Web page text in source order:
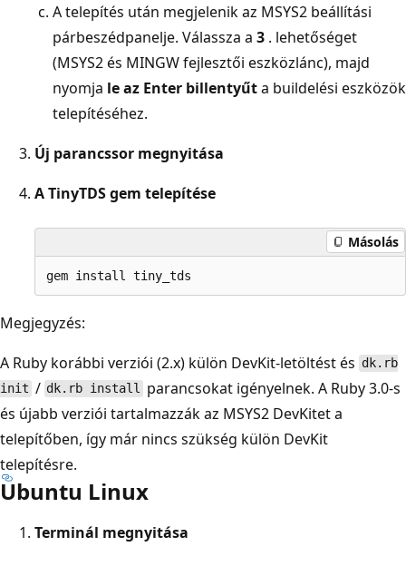
A telepítés után megjelenik az MSYS2 beállítási
párbeszédpanelje. Válassza a 3 . lehetőséget
(MSYS2 és MINGW fejlesztői eszközlánc), majd
nyomja le az Enter billentyűta buildelési eszközök
telepítéséhez.
Új parancssor megnyitása
A TinyTDS gem telepítése
Másolás
Megjegyzés:
A Ruby korábbi verziói (2.x) külön DevKit-letöltést és dk.rb
init / dk.rb install parancsokat igényelnek. A Ruby 3.0-s
és újabb verziói tartalmazzák az MSYS2 DevKitet a
telepítőben, így már nincs szükség külön DevKit
telepítésre.
Ubuntu Linux
Terminál megnyitása